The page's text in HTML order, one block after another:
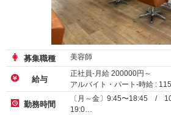
募集職種 美容師
給与
正社員-月給 200000円～
アルバイト・パート-時給 :
業務委託
勤務時間
〔月～金〕9:45〜18:45 /
19:0…